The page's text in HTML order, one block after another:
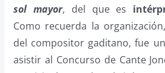
sol mayor, del que es
Como recuerda la organización,
del compositor gaditano, fue
asistir al Concurso de Cante